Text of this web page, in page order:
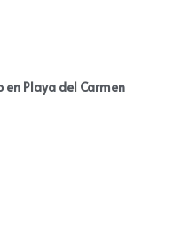
en Playa del Carmen